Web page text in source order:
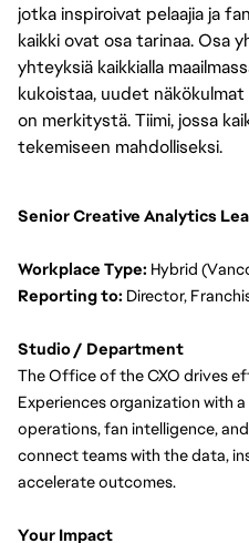
jotka inspiroivat pelaajia ja
kaikki ovat osa tarinaa. Osa
yhteyksiä kaikkialla
kukoistaa, uudet
on merkitystä. Tiimi, jossa
tekemiseen mahdolliseksi.
Senior Creative Analytics
Workplace Type: Hybrid
Reporting to: Director,
Studio / Department
The Office of the CXO drives
Experiences organization with
operations, fan intelligence,
connect teams with the data,
accelerate outcomes.
Your Impact